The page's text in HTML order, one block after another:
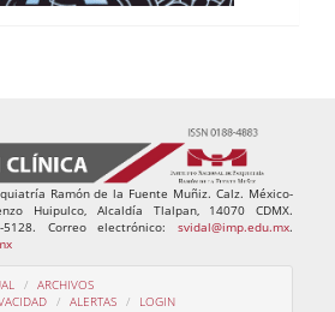
Ramón de la Fuente Muñiz.Calz. México-
Huipulco, Alcaldía Tlalpan, 14070 CDMX.
Correo electrónico: svidal@imp.edu.mx.
ARCHIVOS
ALERTAS LOGIN